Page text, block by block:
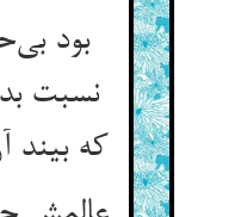
بود
نسبت
که بیند